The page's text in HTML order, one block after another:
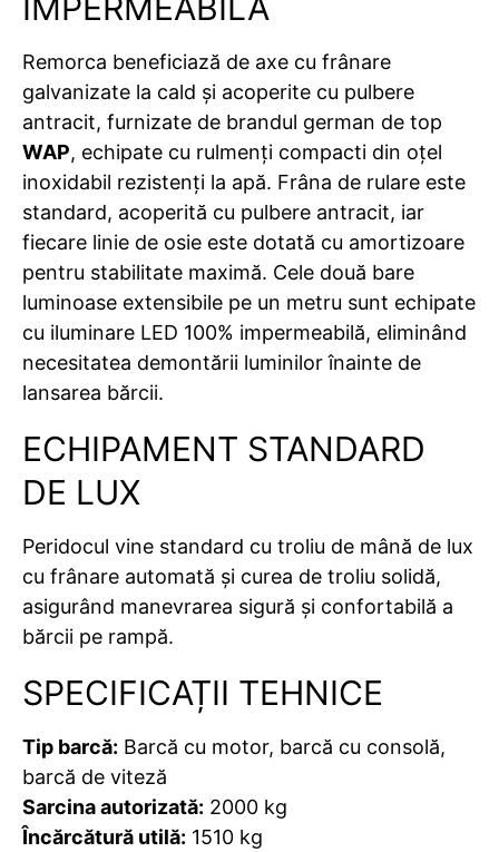
IMPERMEABILĂ
Remorca beneficiază de axe cu frânare
galvanizate la cald și acoperite cu pulbere
antracit, furnizate de brandul german de top
WAP, echipate cu rulmenți compacti din oțel
inoxidabil rezistenți la apă. Frâna de rulare este
standard, acoperită cu pulbere antracit, iar
fiecare linie de osie este dotată cu amortizoare
pentru stabilitate maximă. Cele două bare
luminoase extensibile pe un metru sunt echipate
cu iluminare LED 100% impermeabilă, eliminând
necesitatea demontării luminilor înainte de
lansarea bărcii.
ECHIPAMENT STANDARD
DE LUX
Peridocul vine standard cu troliu de mână de lux
cu frânare automată și curea de troliu solidă,
asigurând manevrarea sigură și confortabilă a
bărcii pe rampă.
SPECIFICAȚII TEHNICE
Tip barcă: Barcă cu motor, barcă cu consolă,
barcă de viteză
Sarcina autorizată: 2000 kg
Încărcătură utilă: 1510 kg